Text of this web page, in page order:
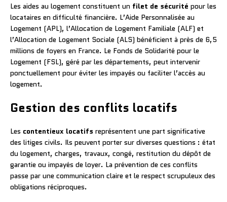
Les aides au logement constituent un filet de sécurité pour les
locataires en difficulté financière. L’Aide Personnalisée au
Logement (APL), l’Allocation de Logement Familiale (ALF) et
l’Allocation de Logement Sociale (ALS) bénéficient à près de 6,5
millions de foyers en France. Le Fonds de Solidarité pour le
Logement (FSL), géré par les départements, peut intervenir
ponctuellement pour éviter les impayés ou faciliter l’accès au
logement.
Gestion des conflits locatifs
Les contentieux locatifs représentent une part significative
des litiges civils. Ils peuvent porter sur diverses questions : état
du logement, charges, travaux, congé, restitution du dépôt de
garantie ou impayés de loyer. La prévention de ces conflits
passe par une communication claire et le respect scrupuleux des
obligations réciproques.